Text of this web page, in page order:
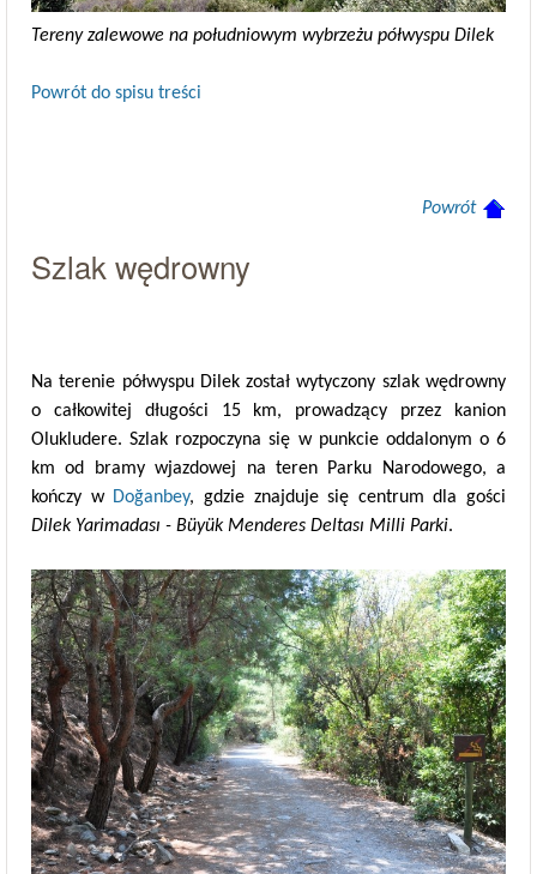
Tereny zalewowe na południowym wybrzeżu półwyspu Dilek
Powrót do spisu treści
Powrót
Szlak wędrowny
Na terenie półwyspu Dilek został wytyczony szlak wędrowny
o całkowitej długości 15 km, prowadzący przez kanion
Olukludere. Szlak rozpoczyna się w punkcie oddalonym o 6
km od bramy wjazdowej na teren Parku Narodowego, a
kończy w Doğanbey, gdzie znajduje się centrum dla gości
Dilek Yarimadası - Büyük Menderes Deltası Milli Parki.